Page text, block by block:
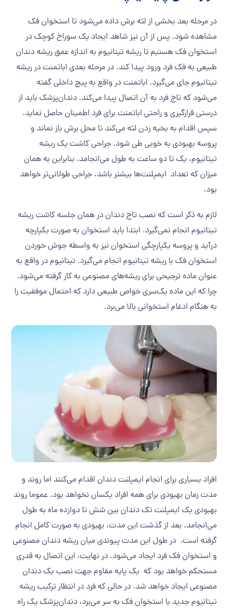
در مرحله بعد بخشی از لثه برش داده می‌شود تا استخوان فک
مشاهده شود. پس از آن نیز شاهد ایجاد یک سوراخ کوچک در
استخوان فک هستیم تا ریشه تیتانیوم به اندازه عمق ریشه دندان
طبیعی به فک فرد ورود پیدا کند. در مرحله بعدی اباتمنت در ریشه
تیتانیوم جای می‌گیرد. اباتمنت در واقع به پیچ داخلی گفته
می‌شود که تاج فرد به آن اتصال پیدا می‌کند. دندان‌پزشک باید از
درستی قرارگیری و راحتی اباتمنت برای فرد اطمینان حاصل نماید.
سپس اقدام به بخیه زدن لثه می‌کند تا محل برش باز نماند و
پروسه بهبودی به خوبی طی شود. جراحی کاشت یک ریشه
تیتانیوم، یک تا دو ساعت به طول می‌انجامد. بنابراین به همان
میزان که تعداد ایمپلنت‌ها بیشتر باشد، جراحی طولانی‌تر خواهد
بود.
لازم به ذکر است که نصب تاج دندان در همان جلسه کاشت ریشه
تیتانیوم انجام نمی‌گیرد. ابتدا باید استخوان به صورت یکپارچه
درآید و پروسه یکپارچگی استخوان نیز به واسطه جوش خوردن
استخوان فک با ریشه تیتانیوم انجام می‌گیرد. تیتانیوم در واقع به
عنوان ماده ترجیحی برای ریشه‌های مصنوعی به کار گرفته می‌شود.
چرا که این ماده یک‌سری خواص طبیعی دارد که احتمال موفقیت را
به هنگام ادغام استخوانی بالا می‌برد.
افراد بسیاری برای انجام ایمپلنت دندان اقدام می‌کنند اما روند و
مدت زمان بهبودی برای همه افراد یکسان نخواهد بود. عموما روند
بهبودی یک ایمپلنت تک دندان بین شش تا دوازده ماه به طول
می‌انجامد. بعد از گذشت این مدت، بهبودی به صورت کامل انجام
گرفته است. در طول این مدت پیوندی میان ریشه دندان مصنوعی
و استخوان فک فرد ایجاد می‌شود. در نهایت، این اتصال به قدری
مستحکم خواهد بود که یک پایه مقاوم جهت نصب یک دندان
مصنوعی ایجاد خواهد شد. در حالی که فرد در انتظار ترکیب ریشه
تیتانیوم جدید با استخوان فک به سر می‌برد، دندان‌پزشک یک راه